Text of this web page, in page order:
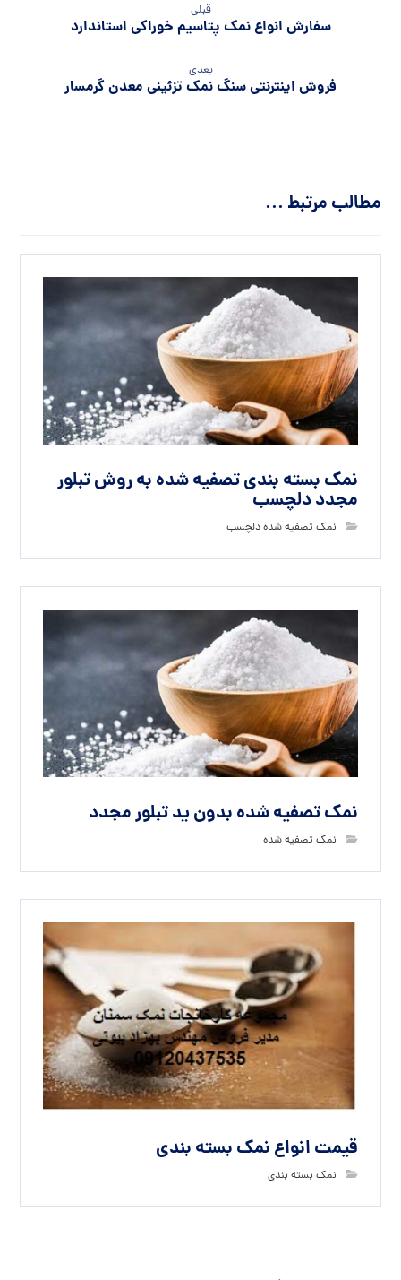
قبلی
سفارش انواع نمک پتاسیم خوراکی استاندارد
بعدی
فروش اینترنتی سنگ نمک تزئینی معدن گرمسار
مطالب مرتبط ...
نمک بسته بندی تصفیه شده به روش تبلور
مجدد دلچسب
نمک تصفیه شده دلچسب
نمک تصفیه شده بدون ید تبلور مجدد
نمک تصفیه شده
قیمت انواع نمک بسته بندی
نمک بسته بندی